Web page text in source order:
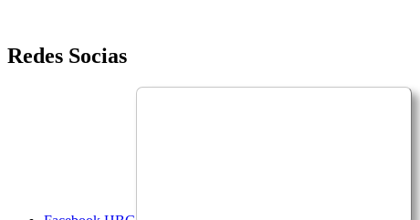
Saltar
para
Redes Socias